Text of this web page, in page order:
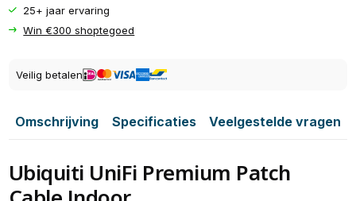
25+ jaar ervaring
Win €300 shoptegoed
Veilig betalen
Omschrijving Specificaties Veelgestelde vragen
Ubiquiti UniFi Premium Patch